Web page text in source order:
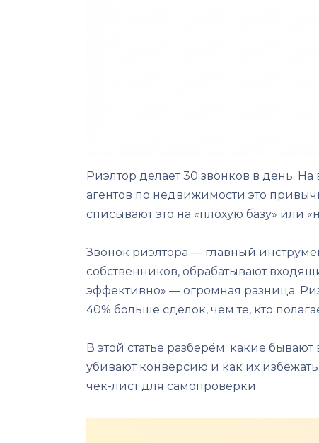
Риэлтор делает 30 звонков в день.
агентов по недвижимости это
списывают это на «плохую базу» или
Звонок риэлтора — главный
собственников, обрабатывают
эффективно» — огромная разница.
40% больше сделок, чем те, кто
В этой статье разберём: какие
убивают конверсию и как их
чек-лист для самопроверки.